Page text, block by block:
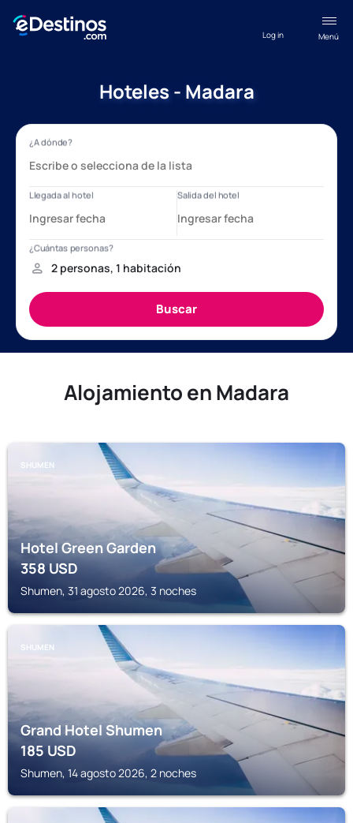
Menú
Log in
Hoteles - Madara
Alojamiento en Madara
SHUMEN
Hotel Green Garden
358USD
Shumen, 31 agosto 2026, 3 noches
SHUMEN
Grand Hotel Shumen
185USD
Shumen, 14 agosto 2026, 2 noches